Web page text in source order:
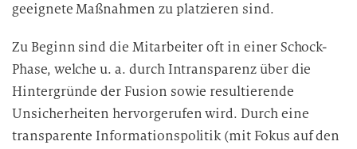
geeignete Maßnahmen zu platzieren sind.
Zu Beginn sind die Mitarbeiter oft in einer Schock-
Phase, welche u. a. durch Intransparenz über die
Hintergründe der Fusion sowie resultierende
Unsicherheiten hervorgerufen wird. Durch eine
transparente Informationspolitik (mit Fokus auf den